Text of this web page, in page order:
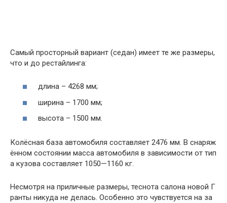
Самый просторный вариант (седан) имеет те же размеры,
что и до рестайлинга:
длина – 4268 мм;
ширина – 1700 мм;
высота – 1500 мм.
Колёсная база автомобиля составляет 2476 мм. В снаряж
ённом состоянии масса автомобиля в зависимости от тип
а кузова составляет 1050—1160 кг.
Несмотря на приличные размеры, теснота салона новой Г
ранты никуда не делась. Особенно это чувствуется на за